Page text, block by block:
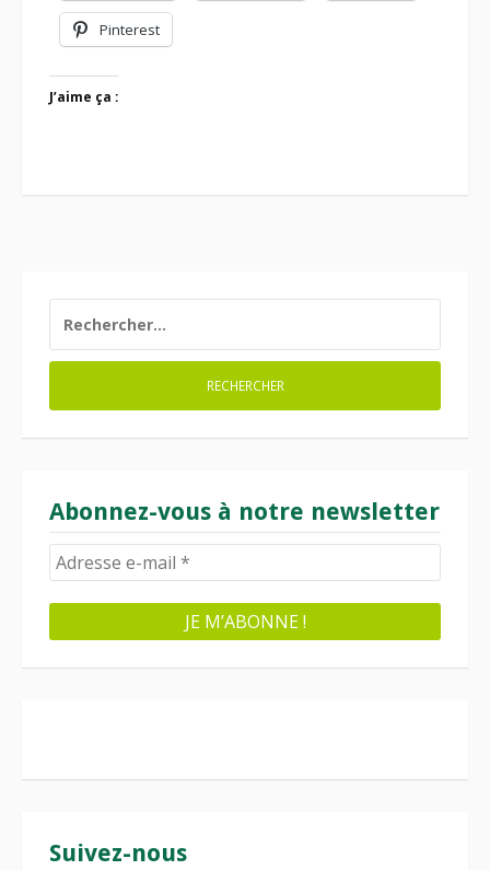
Pinterest
J’aime ça :
Abonnez-vous à notre newsletter
Suivez-nous